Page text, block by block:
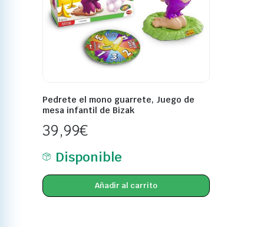
Pedrete el mono guarrete, Juego de
mesa infantil de Bizak
39,99€
Disponible
Añadir al carrito